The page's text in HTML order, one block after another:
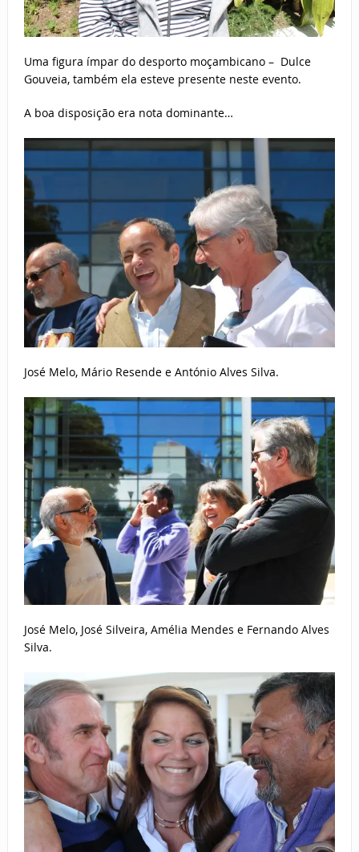
Uma figura ímpar do desporto moçambicano – Dulce
Gouveia, também ela esteve presente neste evento.
A boa disposição era nota dominante…
José Melo, Mário Resende e António Alves Silva.
José Melo, José Silveira, Amélia Mendes e Fernando Alves
Silva.